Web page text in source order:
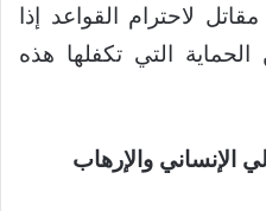
لاحترام القواعد إذا
التي تكفلها هذه
الإنساني والإرهاب